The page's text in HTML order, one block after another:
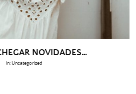
NOVIDADES…
in: Uncategorized